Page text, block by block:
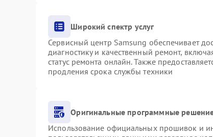
Широкий спектр услуг
Сервисный центр Samsung обеспечивает
диагностику и качественный ремонт,
статус ремонта онлайн. Также
продления срока службы техники
Оригинальные программные
Использование официальных прошивок и